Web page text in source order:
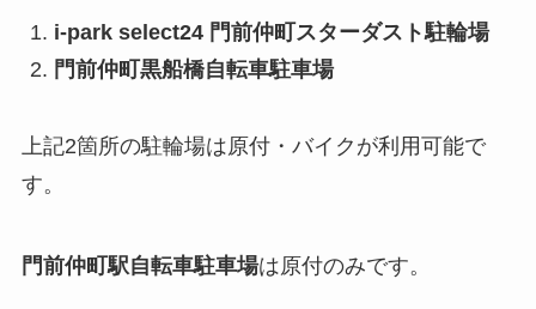
i-park select24 門前仲町スターダスト駐輪場
門前仲町黒船橋自転車駐車場
上記2箇所の駐輪場は原付・バイクが利用可能で
す。
門前仲町駅自転車駐車場は原付のみです。